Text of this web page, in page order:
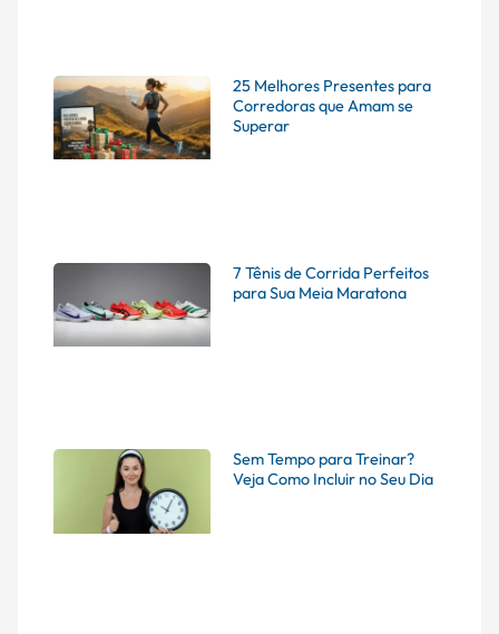
25 Melhores Presentes para
Corredoras que Amam se
Superar
7 Tênis de Corrida Perfeitos
para Sua Meia Maratona
Sem Tempo para Treinar?
Veja Como Incluir no Seu Dia